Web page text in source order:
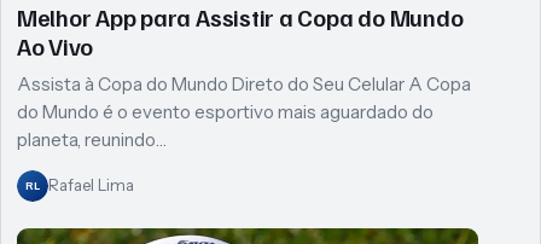
Melhor App para Assistir a Copa do Mundo
Ao Vivo
Assista à Copa do Mundo Direto do Seu Celular A Copa
do Mundo é o evento esportivo mais aguardado do
planeta, reunindo…
RL Rafael Lima